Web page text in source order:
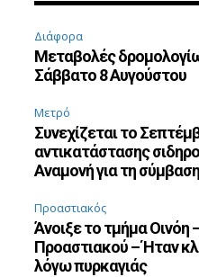
Διάφορα
Μεταβολές
Σάββατο 8 Αυγούστου
Μετρό
Συνεχίζεται το
αντικατάστασης
Αναμονή για τη
Προαστιακός
Άνοιξε το τμήμα Οινόη
Προαστιακού – Ήταν
λόγω πυρκαγιάς